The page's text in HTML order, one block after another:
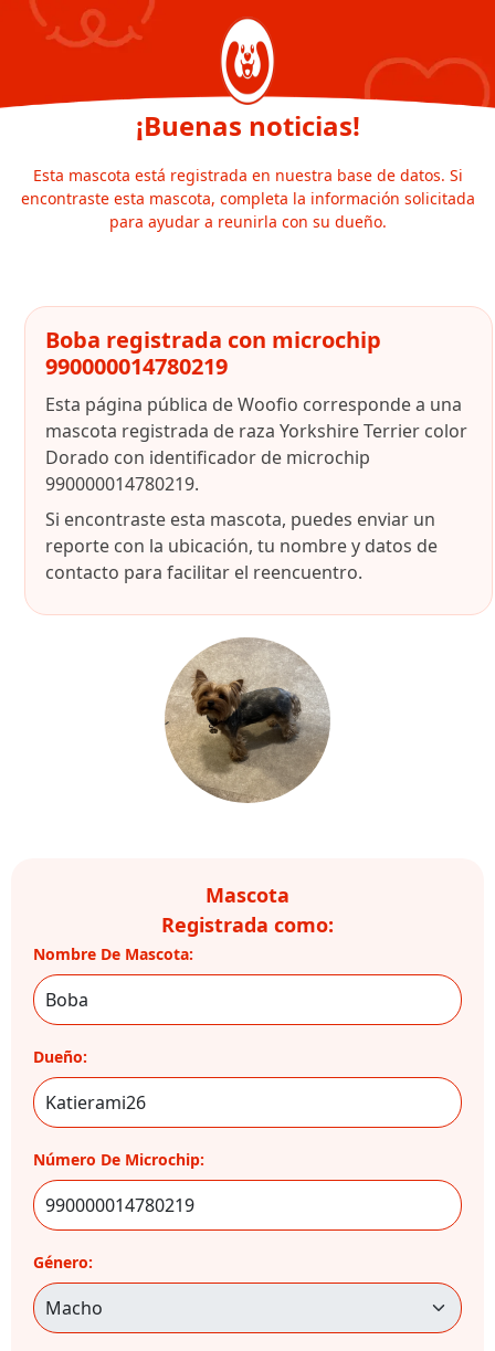
¡Buenas noticias!
Esta mascota está registrada en nuestra base de datos. Si
encontraste esta mascota, completa la información solicitada
para ayudar a reunirla con su dueño.
Boba registrada con microchip
990000014780219
Esta página pública de Woofio corresponde a una
mascota registrada de raza Yorkshire Terrier color
Dorado con identificador de microchip
990000014780219.
Si encontraste esta mascota, puedes enviar un
reporte con la ubicación, tu nombre y datos de
contacto para facilitar el reencuentro.
Mascota
Registrada como:
Nombre De Mascota:
Dueño:
Número De Microchip:
Género: